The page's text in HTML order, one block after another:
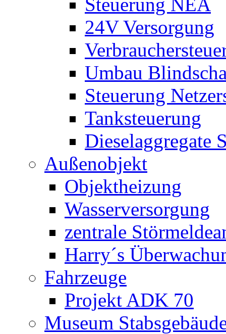
24V Versorgung
Umbau
Steuerung
Tanksteuerung
Dieselaggregate
Außenobjekt
Objektheizung
Wasserversorgung
zentrale
Harry´s
Fahrzeuge
Projekt ADK 70
Museum